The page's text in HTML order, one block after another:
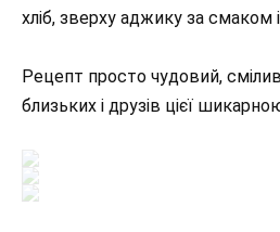
хліб, зверху аджику за смаком
Рецепт просто чудовий,
близьких і друзів цієї